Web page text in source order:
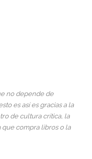
no depende de
es así es gracias a la
de cultura crítica, la
que compra libros o la